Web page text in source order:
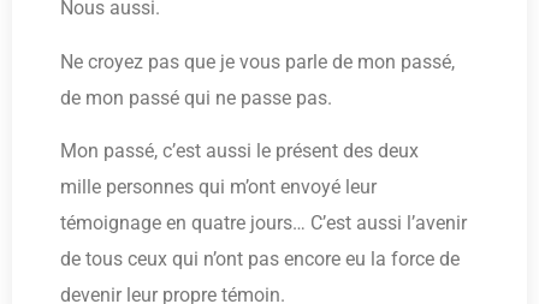
Nous aussi.
Ne croyez pas que je vous parle de mon passé,
de mon passé qui ne passe pas.
Mon passé, c’est aussi le présent des deux
mille personnes qui m’ont envoyé leur
témoignage en quatre jours… C’est aussi l’avenir
de tous ceux qui n’ont pas encore eu la force de
devenir leur propre témoin.